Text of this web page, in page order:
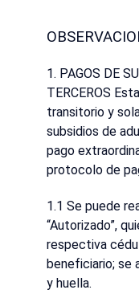
1. PAGOS DE
TERCEROS
transitorio y
subsidios de
pago
protocolo de
1.1 Se puede
“Autorizado”,
respectiva
beneficiario;
y huella.